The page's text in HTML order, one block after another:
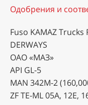
Одобрения и
Fuso KAMAZ Trucks
DERWAYS
ОАО «МАЗ»
API GL-5
MAN 342M-2
ZF TE-ML 05A, 12E,